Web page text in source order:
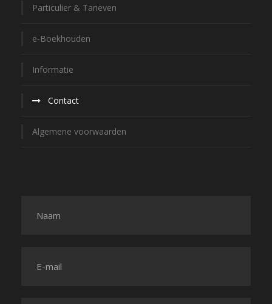
Particulier & Tarieven
e‑Boekhouden
Informatie
Contact
Algemene voorwaarden